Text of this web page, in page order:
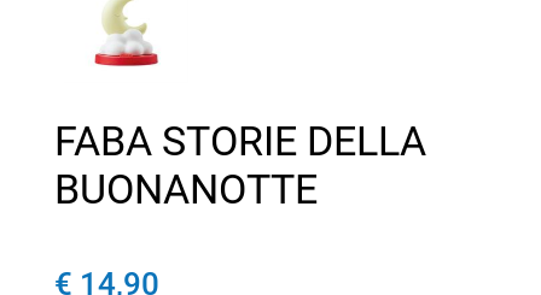
FABA STORIE DELLA
BUONANOTTE
€ 14,90